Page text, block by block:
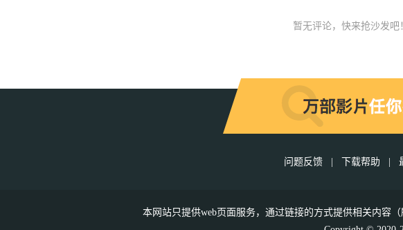
暂无评论，快来抢沙发吧
问题反馈 | 下载帮助 |
本网站只提供web页面服务，通过链接的方式提供相关内容